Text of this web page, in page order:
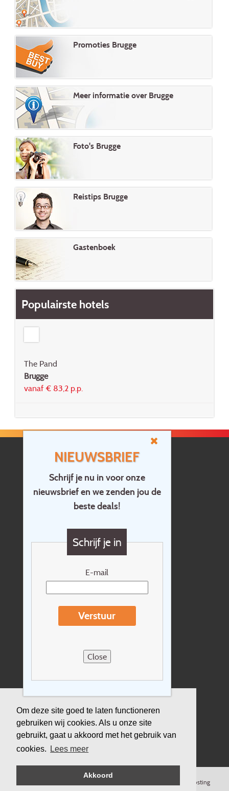
Om deze site goed te laten functioneren
gebruiken wij cookies. Als u onze site
gebruikt, gaat u akkoord met het gebruik van
cookies.
Lees meer
Akkoord
NIEUWSBRIEF
Schrijf je nu in voor onze
nieuwsbrief en we zenden jou de
beste deals!
Schrijf je in
E-mail
Verstuur
Close
Promoties Brugge
Meer informatie over Brugge
Foto's Brugge
Reistips Brugge
Gastenboek
Populairste hotels
The Pand
Brugge
vanaf € 83,2 p.p.
Home
Contact
Vragen?
Cadeaubon
Nieuwsbrief
Reisvoorwaarden
Sitemap
Verzekering
Duurzaamheid
Cloud hosting